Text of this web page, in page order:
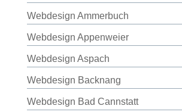
Webdesign Ammerbuch
Webdesign Appenweier
Webdesign Aspach
Webdesign Backnang
Webdesign Bad Cannstatt